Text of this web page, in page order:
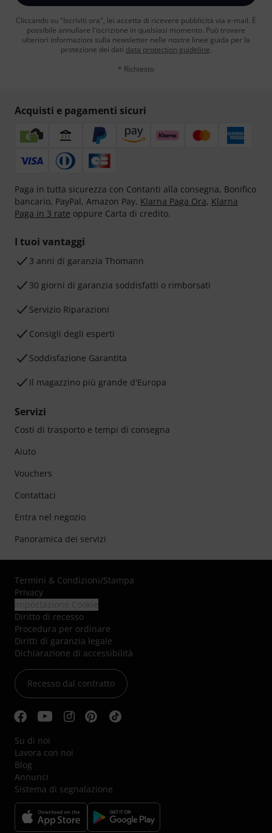
Cliccando su "Iscriviti ora", lei accetta di ricevere pubblicità via e-mail. È
possibile annullare l'iscrizione in qualsiasi momento. Può trovare
ulteriori informazioni sulla newsletter nelle nostre linee guida per la
protezione dei dati data protection guideline.
* Richiesto
Acquisti e pagamenti sicuri
Paga in tutta sicurezza con Contanti alla consegna, Bonifico
bancario, PayPal, Amazon Pay, Klarna Paga Ora, Klarna
Paga in 3 rate oppure Carta di credito.
I tuoi vantaggi
3 anni di garanzia Thomann
30 giorni di garanzia soddisfatti o rimborsati
Servizio Riparazioni
Consigli degli esperti
Soddisfazione Garantita
Il magazzino più grande d'Europa
Servizi
Costi di trasporto e tempi di consegna
Aiuto
Vouchers
Contattaci
Entra nel negozio
Panoramica dei servizi
Termini & Condizioni/Stampa
Privacy
Diritto di recesso
Procedura per ordinare
Diritti di garanzia legale
Dichiarazione di accessibilità
Recesso dal contratto
Su di noi
Lavora con noi
Blog
Annunci
Sistema di segnalazione